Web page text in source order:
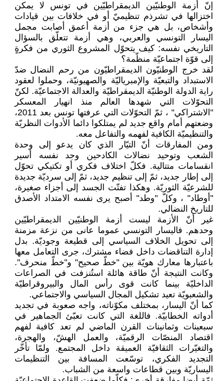
إنّ أزمة الوطنيّين الديمقراطيّين في تونس لا يمكن
اختزالها في تشرذم تنظيميّ أو في خلافات بين قيادات
وأشخاص، بل هي جزء من أزمة أعمق أصابت مجمل
اليسار التونسي والعربي، وهي أزمة تتعلّق بالسؤال
التاريخي نفسه: كيف يتحوّل المشروع الثوري من فكرةٍ
إلى قوّة اجتماعيّة منظّمة؟
لقد خرج الوطنيّون الديمقراطيّون من رحم النضال ضدّ
الاستبداد والتبعيّة والإمبرياليّة والصهيونيّة، وحملوا لعقود
راية الدولة الوطنيّة الديمقراطيّة والعدالة الاجتماعيّة. لكنّ
التحوّلات التي شهدها العالم منذ انهيار المعسكر
"الاشتراكي" ، ثمّ التحوّلات التي عرفتها تونس بعد 2011،
وضعتهم أمام واقع جديد لم يمتلكوا دائما الأدوات النظريّة
والتنظيميّة الكافية لفهمه والتفاعل معه.
ومن المفارقات أنّ التيّار الذي كان يدعو إلى وحدة
الشعب وتوحيد نضالات الكادحين وجد نفسه أسير
انقسامات متتالية. فكلّ اختلاف فكري أو تكتيكي تحوّل
إلى إطار جديد، ثمّ إلى تنظيم جديد، ثمّ إلى سرديّة جديدة
للشرعيّة الثوريّة. وهكذا تفتّت الجسد إلى أجزاء صغيرة،
"أوطاد" ، وكلّ "وطد" أصبح يرى نفسه الامتداد الأصدق
للتاريخ النضالي.
غير أنّ الأزمة ليست أزمة الوطنيّين الديمقراطيّين
وحدهم. فاليسار التونسي عموما عانى من نزعة مزمنة
إلى تحويل الخلاف السياسي إلى قطيعة وجوديّة. بدل
إدارة التناقضات داخل فضاء مشترك، جرى التعامل معها
باعتبارها معارك هويّة بين "خطّ صحيح" و"خطّ منحرف".
وكانت النتيجة أنّ طاقة هائلة استُنزفت في الصراعات
الداخليّة بينما كانت قوى رأس المال والبيروقراطيّة
والشعبويّة تعيد تشكيل المجال السياسي والاجتماعي.
كما أنّ اليسار، بمختلف مكوّناته، واجه صعوبة في تجديد
أدواته الخطابيّة. فاللغة التي كانت تعبّئ الجماهير في
سبعينات وثمانينات القرن الماضي لم تعد كافية لفهم
اقتصاد المنصّات الرقميّة، والعمل الهشّ، والهجرة،
والتغيّرات الثقافيّة العميقة داخل المجتمع. ولمّا تأخّر
التجديد الفكري، توسّعت المسافة بين التنظيمات
اليساريّة وبين قطاعات واسعة من الشباب.